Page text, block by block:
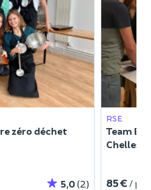
zéro déchet
5,0(2)
RSE
Team
Chelles
85 € /